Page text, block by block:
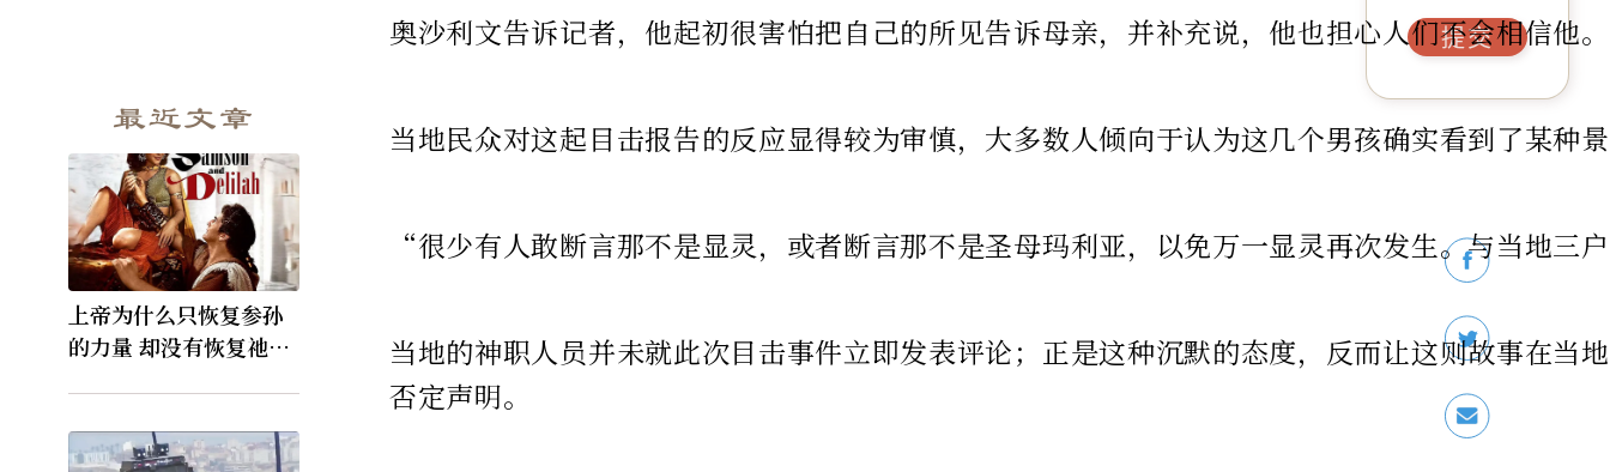
最近文章
上帝为什么只恢复参孙
的力量 却没有恢复祂的
奥沙利文告诉记者，他起初很害怕把自己的所见告诉母亲，并补充说，他也担心人们不会相信他。
当地民众对这起目击报告的反应显得较为审慎，大多数人倾向于认为这几个男孩确实看到了某种
“很少有人敢断言那不是显灵，或者断言那不是圣母玛利亚，以免万一显灵再次发生。与当地
当地的神职人员并未就此次目击事件立即发表评论；正是这种沉默的态度，反而让这则故事
否定声明。
提交